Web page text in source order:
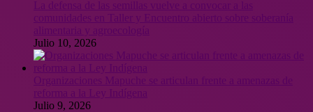
Julio 10, 2026
Organizaciones Mapuche se articulan frente a amenazas de
Julio 9, 2026